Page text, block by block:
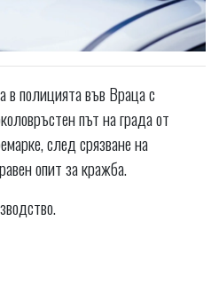
в полицията във Враца с
път на града от
след срязване на
опит за кражба.